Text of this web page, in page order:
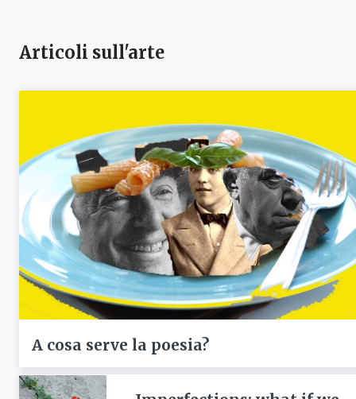
Articoli sull'arte
A cosa serve la poesia?